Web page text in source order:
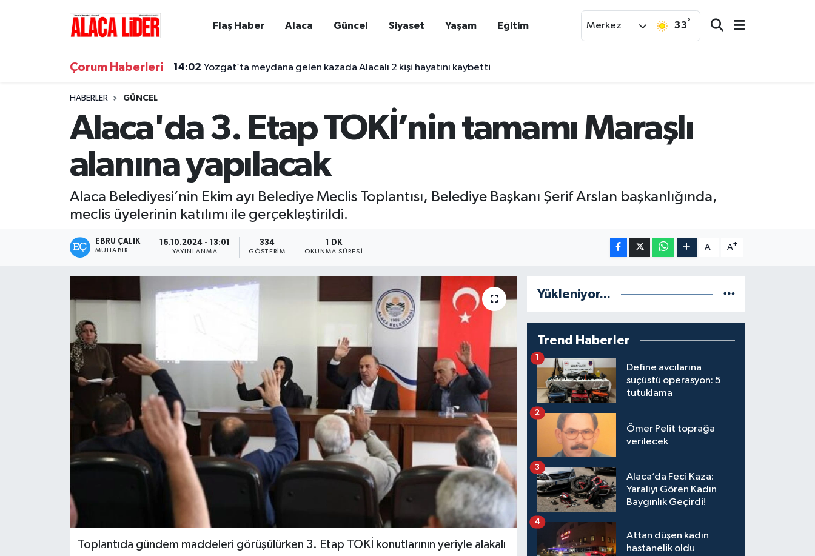
Flaş Haber Alaca Güncel Siyaset Yaşam Eğitim Merkez 33°
Çorum Haberleri 14:02 Yozgat’ta meydana gelen kazada Alacalı 2 kişi hayatını kaybetti
HABERLER GÜNCEL
Alaca'da 3. Etap TOKİ’nin tamamı Maraşlı
alanına yapılacak
Alaca Belediyesi’nin Ekim ayı Belediye Meclis Toplantısı, Belediye Başkanı Şerif Arslan başkanlığında,
meclis üyelerinin katılımı ile gerçekleştirildi.
EBRU ÇALIK
MUHABIR
16.10.2024 - 13:01
YAYINLANMA
334
GÖSTERIM
1 DK
OKUNMA SÜRESI
A- A+
Toplantıda gündem maddeleri görüşülürken 3. Etap TOKİ konutlarının yeriyle alakalı
Yükleniyor...
Trend Haberler
Define avcılarına
suçüstü operasyon: 5
tutuklama
1
Ömer Pelit toprağa
verilecek
2
Alaca’da Feci Kaza:
Yaralıyı Gören Kadın
Baygınlık Geçirdi!
3
Attan düşen kadın
hastanelik oldu
4
Çorum Trafik Yoğunluk Haritası
Süper Lig Puan Durumu ve Fikstür
Tüm Manşetler